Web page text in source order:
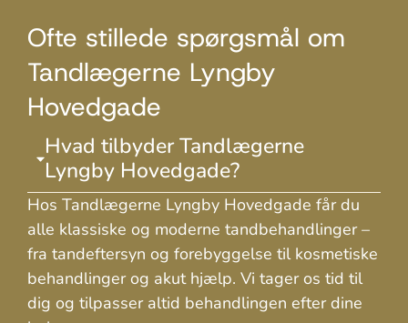
Ofte stillede spørgsmål om
Tandlægerne Lyngby
Hovedgade
Hvad tilbyder Tandlægerne
Lyngby Hovedgade?
Hos Tandlægerne Lyngby Hovedgade får du
alle klassiske og moderne tandbehandlinger –
fra tandeftersyn og forebyggelse til kosmetiske
behandlinger og akut hjælp. Vi tager os tid til
dig og tilpasser altid behandlingen efter dine